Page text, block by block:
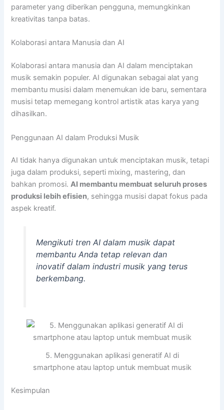
parameter yang diberikan pengguna, memungkinkan
kreativitas tanpa batas.
Kolaborasi antara Manusia dan AI
Kolaborasi antara manusia dan AI dalam menciptakan
musik semakin populer. AI digunakan sebagai alat yang
membantu musisi dalam menemukan ide baru, sementara
musisi tetap memegang kontrol artistik atas karya yang
dihasilkan.
Penggunaan AI dalam Produksi Musik
AI tidak hanya digunakan untuk menciptakan musik, tetapi
juga dalam produksi, seperti mixing, mastering, dan
bahkan promosi.AI membantu membuat seluruh proses
produksi lebih efisien, sehingga musisi dapat fokus pada
aspek kreatif.
Mengikuti tren AI dalam musik dapat
membantu Anda tetap relevan dan
inovatif dalam industri musik yang terus
berkembang.
5. Menggunakan aplikasi generatif AI di
smartphone atau laptop untuk membuat musik
Kesimpulan